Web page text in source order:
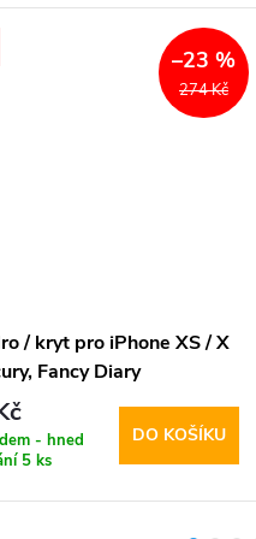
274 Kč
–23 %
/ kryt pro iPhone XS / X
Fancy Diary
- hned
5 ks
DO KOŠÍKU